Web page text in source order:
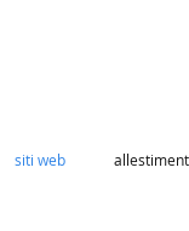
siti web